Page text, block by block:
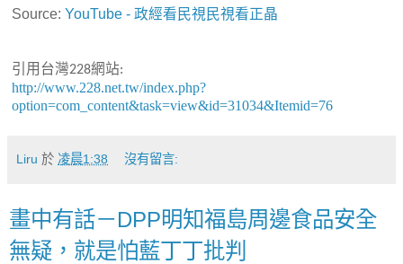
Source: YouTube - 政經看民視民視看正晶
引用台灣228網站:
http://www.228.net.tw/index.php?
option=com_content&task=view&id=31034&Itemid=76
Liru 於 凌晨1:38 沒有留言:
畫中有話－DPP明知福島周邊食品安全
無疑，就是怕藍丁丁批判